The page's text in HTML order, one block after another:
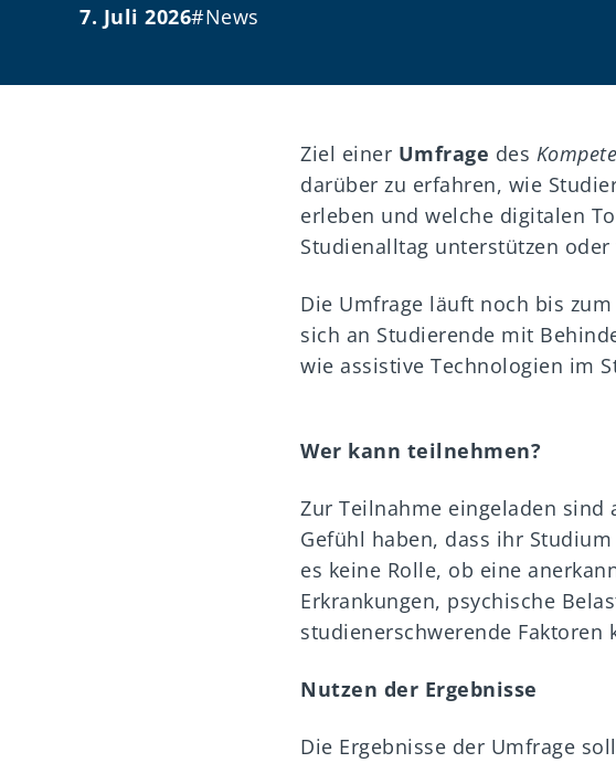
7. Juli 2026#News
Ziel einer Umfrage des
darüber zu erfahren, wie
erleben und welche digitalen
Studienalltag unterstützen
Die Umfrage läuft noch bis zum
sich an Studierende mit
wie assistive Technologien im
Wer kann teilnehmen?
Zur Teilnahme eingeladen sind
Gefühl haben, dass ihr
es keine Rolle, ob eine
Erkrankungen, psychische
studienerschwerende Faktoren
Nutzen der Ergebnisse
Die Ergebnisse der Umfrage